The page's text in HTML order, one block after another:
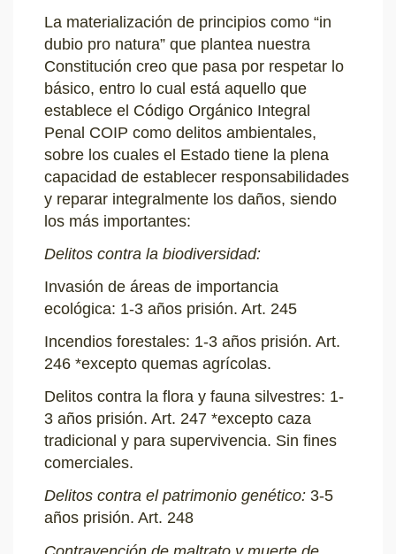
La materialización de principios como “in
dubio pro natura” que plantea nuestra
Constitución creo que pasa por respetar lo
básico, entro lo cual está aquello que
establece el Código Orgánico Integral
Penal COIP como delitos ambientales,
sobre los cuales el Estado tiene la plena
capacidad de establecer responsabilidades
y reparar integralmente los daños, siendo
los más importantes:
Delitos contra la biodiversidad:
Invasión de áreas de importancia
ecológica: 1-3 años prisión. Art. 245
Incendios forestales: 1-3 años prisión. Art.
246 *excepto quemas agrícolas.
Delitos contra la flora y fauna silvestres: 1-
3 años prisión. Art. 247 *excepto caza
tradicional y para supervivencia. Sin fines
comerciales.
Delitos contra el patrimonio genético: 3-5
años prisión. Art. 248